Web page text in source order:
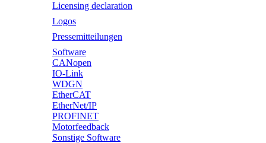
Licensing declaration
Logos
Pressemitteilungen
Software
CANopen
IO-Link
WDGN
EtherCAT
EtherNet/IP
PROFINET
Motorfeedback
Sonstige Software